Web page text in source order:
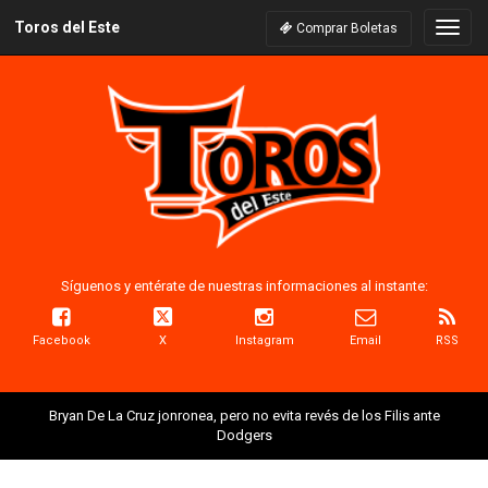
Toros del Este Comprar Boletas
Síguenos y entérate de nuestras informaciones al instante:
Facebook X Instagram Email RSS
Bryan De La Cruz jonronea, pero no evita revés de los Filis ante
Dodgers